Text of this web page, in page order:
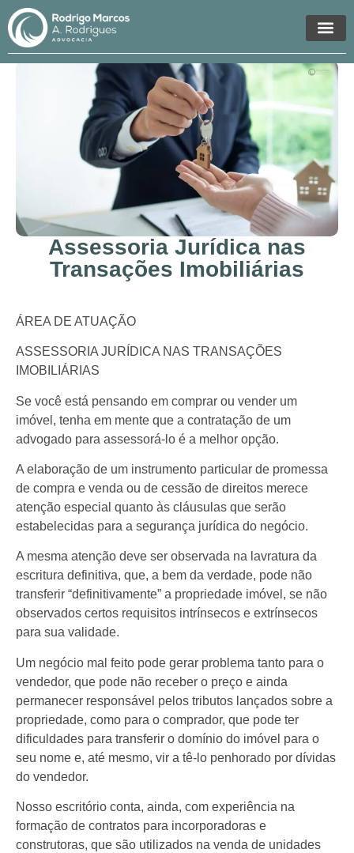
Assessoria Jurídica nas
Transações Imobiliárias
ÁREA DE ATUAÇÃO
ASSESSORIA JURÍDICA NAS TRANSAÇÕES
IMOBILIÁRIAS
Se você está pensando em comprar ou vender um
imóvel, tenha em mente que a contratação de um
advogado para assessorá-lo é a melhor opção.
A elaboração de um instrumento particular de promessa
de compra e venda ou de cessão de direitos merece
atenção especial quanto às cláusulas que serão
estabelecidas para a segurança jurídica do negócio.
A mesma atenção deve ser observada na lavratura da
escritura definitiva, que, a bem da verdade, pode não
transferir “definitivamente” a propriedade imóvel, se não
observados certos requisitos intrínsecos e extrínsecos
para sua validade.
Um negócio mal feito pode gerar problema tanto para o
vendedor, que pode não receber o preço e ainda
permanecer responsável pelos tributos lançados sobre a
propriedade, como para o comprador, que pode ter
dificuldades para transferir o domínio do imóvel para o
seu nome e, até mesmo, vir a tê-lo penhorado por dívidas
do vendedor.
Nosso escritório conta, ainda, com experiência na
formação de contratos para incorporadoras e
construtoras, que são utilizados na venda de unidades